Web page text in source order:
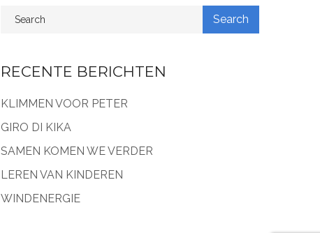
RECENTE BERICHTEN
KLIMMEN VOOR PETER
GIRO DI KIKA
SAMEN KOMEN WE VERDER
LEREN VAN KINDEREN
WINDENERGIE